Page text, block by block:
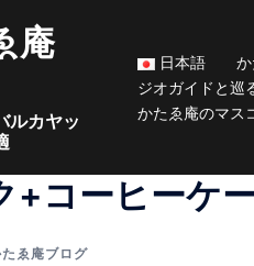
庵
ルカヤッ
日本語
ジオガイドと巡
かたゑ庵のマス
+コーヒーケ
ゑ庵ブログ